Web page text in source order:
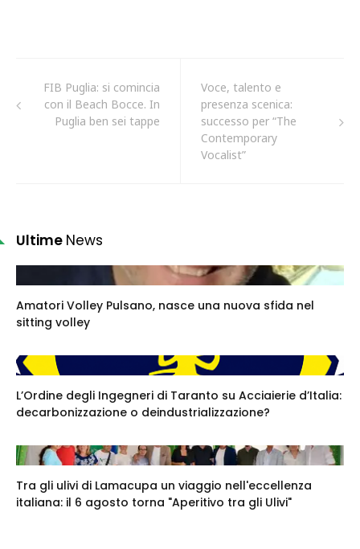
FIB Puglia: si comincia
con il Beach Bocce. In
Puglia ben sei tappe
Voce, talento e
presenza scenica:
successo per “The
Contemporary
Vocalist”
Ultime News
Amatori Volley Pulsano, nasce una nuova sfida nel
sitting volley
L’Ordine degli Ingegneri di Taranto su Acciaierie d’Italia:
decarbonizzazione o deindustrializzazione?
Tra gli ulivi di Lamacupa un viaggio nell'eccellenza
italiana: il 6 agosto torna "Aperitivo tra gli Ulivi"